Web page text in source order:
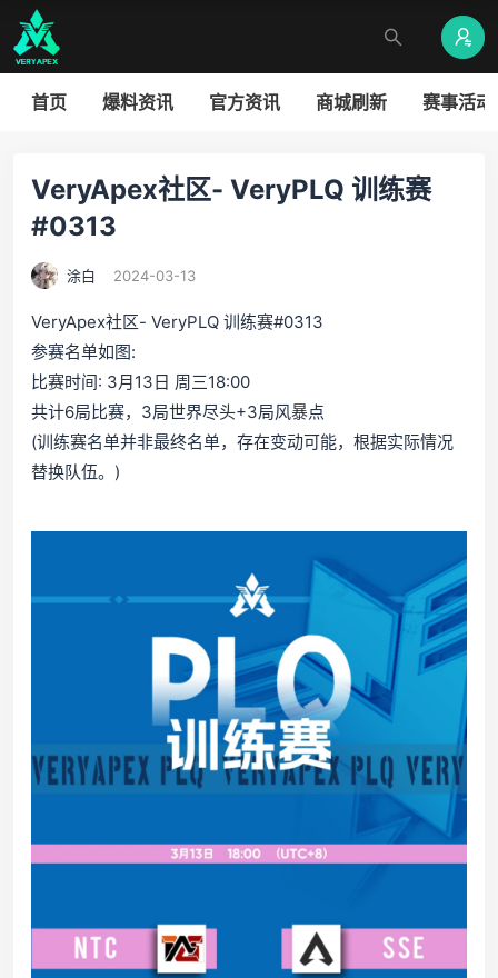
首页 爆料资讯 官方资讯 商城刷新 赛事活动
VeryApex社区- VeryPLQ 训练赛
#0313
涂白 2024-03-13
VeryApex社区- VeryPLQ 训练赛#0313
参赛名单如图:
比赛时间: 3月13日 周三18:00
共计6局比赛，3局世界尽头+3局风暴点
(训练赛名单并非最终名单，存在变动可能，根据实际情况
替换队伍。)